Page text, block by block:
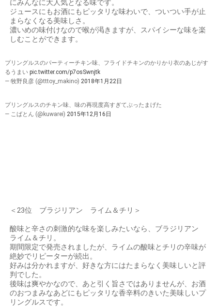
にみんなに大人気となる味です。
ジュースにもお酒にもピッタリな味わいで、ついつい手が止
まらなくなる美味しさ。
濃いめの味付けなので喉が渇きますが、スパイシーな味を楽
しむことができます。
プリングルスのパーティーチキン味、フライドチキンのかりかり衣のあじがす
るうまい pic.twitter.com/p7osSwnjtk
— 牧野良彦 (@tttoy_makino) 2018年1月22日
プリングルスのチキン味、味の再現度高すぎてぶったまげた
— こばとん (@kuwarei) 2015年12月16日
＜23位 ブラジリアン ライム＆チリ＞
酸味と辛さの刺激的な味を楽しみたいなら、ブラジリアン
ライム＆チリ。
期間限定で発売されましたが、ライムの酸味とチリの辛味が
絶妙でリピーターが続出。
好みは分かれますが、好きな方にはたまらなく美味しいと評
判でした。
後味は爽やかなので、あと引く旨さではありませんが、お酒
のおつまみなあどにもピッタリな香辛料のきいた美味しいプ
リングルスです。